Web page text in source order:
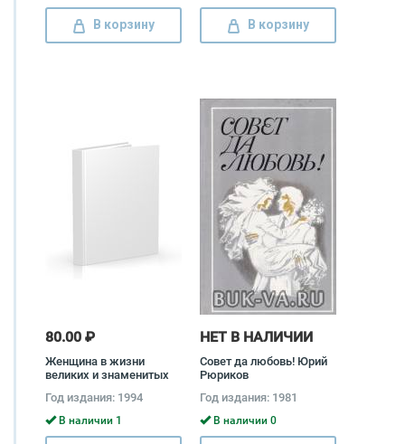
В корзину В корзину
80.00 ₽
Женщина в жизни
великих и знаменитых
Год издания: 1994
В наличии 1
НЕТ В НАЛИЧИИ
Совет да любовь! Юрий
Рюриков
Год издания: 1981
В наличии 0